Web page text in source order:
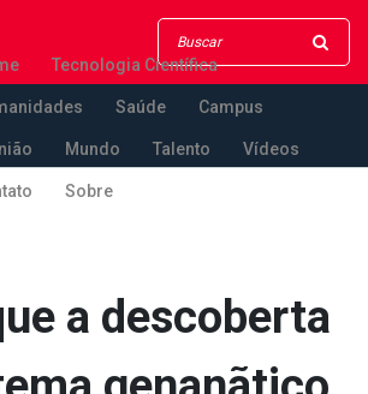
Tecnologia Científica
Saúde Campus
Mundo Talento Vídeos
Sobre
a descoberta